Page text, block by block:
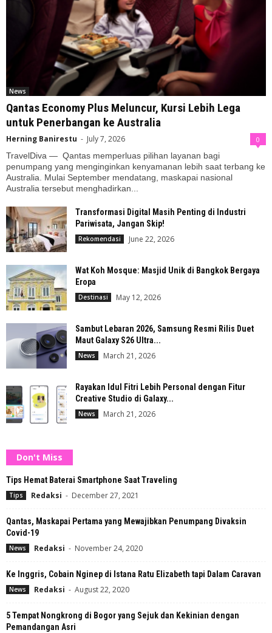
News
Qantas Economy Plus Meluncur, Kursi Lebih Lega
untuk Penerbangan ke Australia
Herning Banirestu - July 7, 2026 0
TravelDiva — Qantas memperluas pilihan layanan bagi
penumpang yang menginginkan kenyamanan lebih saat terbang ke
Australia. Mulai September mendatang, maskapai nasional
Australia tersebut menghadirkan...
Transformasi Digital Masih Penting di Industri
Pariwisata, Jangan Skip!
Rekomendasi June 22, 2026
Wat Koh Mosque: Masjid Unik di Bangkok Bergaya
Eropa
Destinasi May 12, 2026
Sambut Lebaran 2026, Samsung Resmi Rilis Duet
Maut Galaxy S26 Ultra...
News March 21, 2026
Rayakan Idul Fitri Lebih Personal dengan Fitur
Creative Studio di Galaxy...
News March 21, 2026
Don't Miss
Tips Hemat Baterai Smartphone Saat Traveling
Tips Redaksi - December 27, 2021
Qantas, Maskapai Pertama yang Mewajibkan Penumpang Divaksin
Covid-19
News Redaksi - November 24, 2020
Ke Inggris, Cobain Nginep di Istana Ratu Elizabeth tapi Dalam Caravan
News Redaksi - August 22, 2020
5 Tempat Nongkrong di Bogor yang Sejuk dan Kekinian dengan
Pemandangan Asri